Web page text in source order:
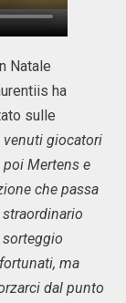
Natale
ha
sulle
venuti giocatori
Mertens e
che passa
ma
dal punto